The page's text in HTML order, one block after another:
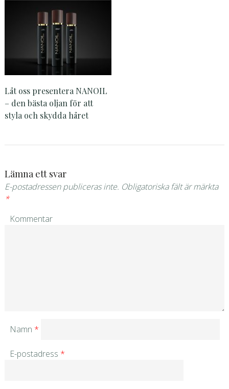
Låt oss presentera NANOIL
– den bästa oljan för att
styla och skydda håret
Lämna ett svar
E-postadressen publiceras inte. Obligatoriska fält är märkta
*
Kommentar
Namn *
E-postadress *